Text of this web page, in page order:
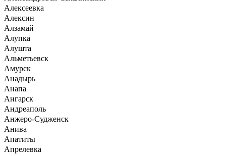
Алексеевка
Алексин
Алзамай
Алупка
Алушта
Альметьевск
Амурск
Анадырь
Анапа
Ангарск
Андреаполь
Анжеро-Судженск
Анива
Апатиты
Апрелевка